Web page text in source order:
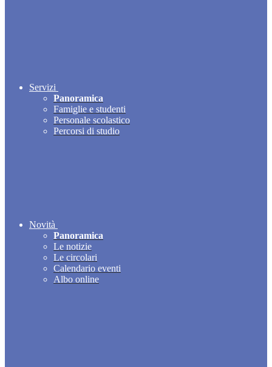
Servizi
Panoramica
Famiglie e studenti
Personale scolastico
Percorsi di studio
Novità
Panoramica
Le notizie
Le circolari
Calendario eventi
Albo online